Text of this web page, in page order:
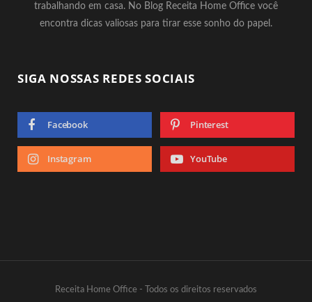
trabalhando em casa. No Blog Receita Home Office você
encontra dicas valiosas para tirar esse sonho do papel.
SIGA NOSSAS REDES SOCIAIS
Facebook Pinterest
Instagram YouTube
Receita Home Office - Todos os direitos reservados